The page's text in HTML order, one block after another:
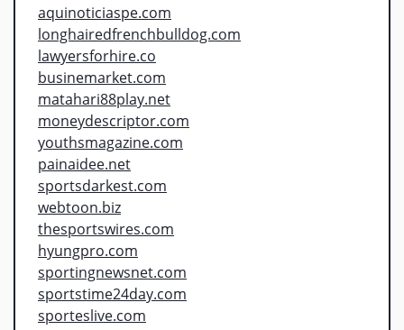
aquinoticiaspe.com
longhairedfrenchbulldog.com
lawyersforhire.co
businemarket.com
matahari88play.net
moneydescriptor.com
youthsmagazine.com
painaidee.net
sportsdarkest.com
webtoon.biz
thesportswires.com
hyungpro.com
sportingnewsnet.com
sportstime24day.com
sporteslive.com